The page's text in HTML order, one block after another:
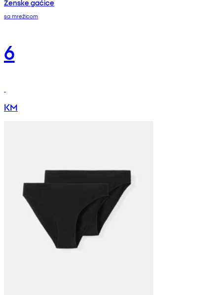
Ženske gaćice
sa mrežicom
6
KM